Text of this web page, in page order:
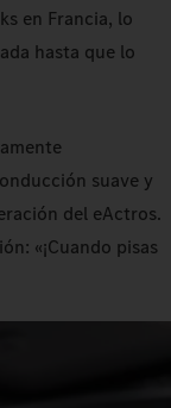
en Francia, lo
hasta que lo
suave y
del eActros.
«¡Cuando pisas